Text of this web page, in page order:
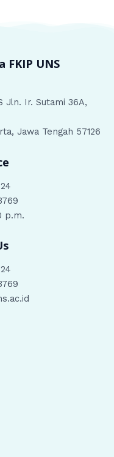
FKIP UNS
Jln. Ir. Sutami 36A,
Jawa Tengah 57126
p.m.